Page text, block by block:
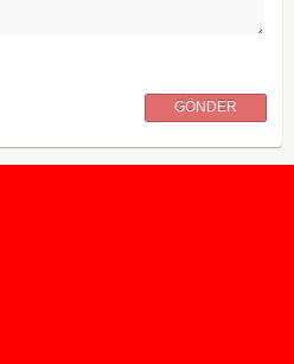
GÖNDER